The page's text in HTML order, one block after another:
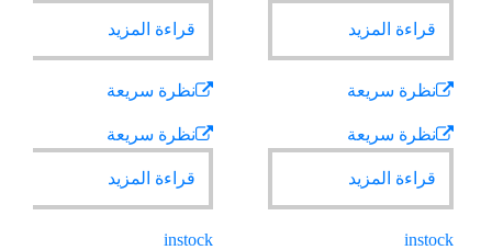
قراءة المزيد
نظرة سريعة
نظرة سريعة
قراءة المزيد
instock
قراءة المزيد
نظرة سريعة
نظرة سريعة
قراءة المزيد
instock